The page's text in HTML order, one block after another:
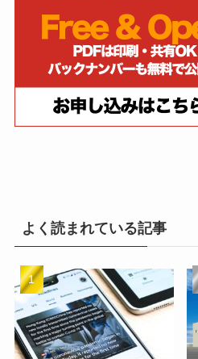
よく読まれている記事